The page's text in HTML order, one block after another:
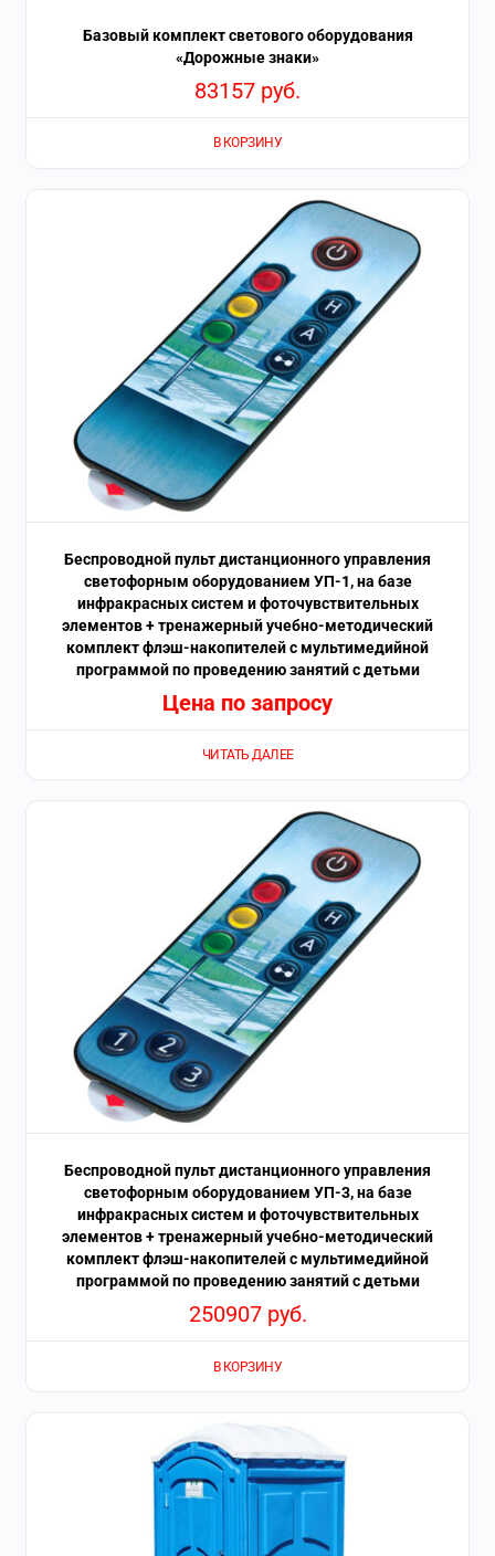
Базовый комплект светового оборудования
«Дорожные знаки»
83157 руб.
В КОРЗИНУ
Беспроводной пульт дистанционного управления
светофорным оборудованием УП-1, на базе
инфракрасных систем и фоточувствительных
элементов + тренажерный учебно-методический
комплект флэш-накопителей с мультимедийной
программой по проведению занятий с детьми
Цена по запросу
ЧИТАТЬ ДАЛЕЕ
Беспроводной пульт дистанционного управления
светофорным оборудованием УП-3, на базе
инфракрасных систем и фоточувствительных
элементов + тренажерный учебно-методический
комплект флэш-накопителей с мультимедийной
программой по проведению занятий с детьми
250907 руб.
В КОРЗИНУ